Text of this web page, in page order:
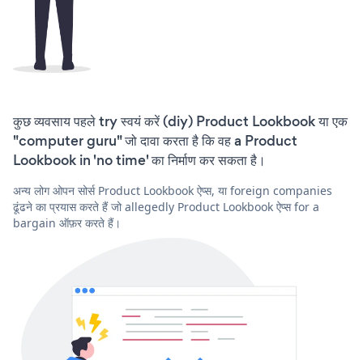
कुछ व्यवसाय पहले try स्वयं करें (diy) Product Lookbook या एक
"computer guru" जो दावा करता है कि वह a Product
Lookbook in 'no time' का निर्माण कर सकता है।
अन्य लोग ओपन सोर्स Product Lookbook ऐप्स, या foreign companies
ढूंढने का प्रयास करते हैं जो allegedly Product Lookbook ऐप्स for a
bargain ऑफ़र करते हैं।